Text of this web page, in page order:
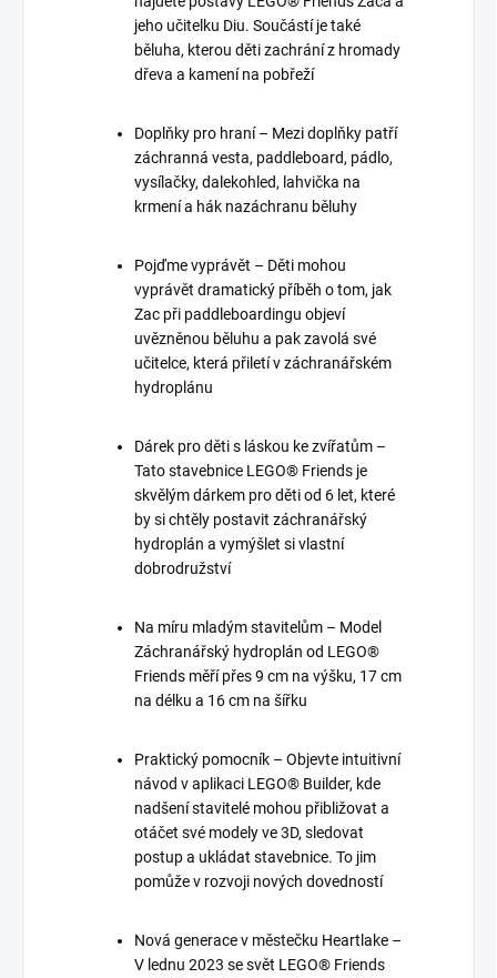
jeho učitelku Diu. Součástí je také
běluha, kterou děti zachrání z hromady
dřeva a kamení na pobřeží
Doplňky pro hraní – Mezi doplňky patří
záchranná vesta, paddleboard, pádlo,
vysílačky, dalekohled, lahvička na
krmení a hák nazáchranu běluhy
Pojďme vyprávět – Děti mohou
vyprávět dramatický příběh o tom, jak
Zac při paddleboardingu objeví
uvězněnou běluhu a pak zavolá své
učitelce, která přiletí v záchranářském
hydroplánu
Dárek pro děti s láskou ke zvířatům –
Tato stavebnice LEGO® Friends je
skvělým dárkem pro děti od 6 let, které
by si chtěly postavit záchranářský
hydroplán a vymýšlet si vlastní
dobrodružství
Na míru mladým stavitelům – Model
Záchranářský hydroplán od LEGO®
Friends měří přes 9 cm na výšku, 17 cm
na délku a 16 cm na šířku
Praktický pomocník – Objevte intuitivní
návod v aplikaci LEGO® Builder, kde
nadšení stavitelé mohou přibližovat a
otáčet své modely ve 3D, sledovat
postup a ukládat stavebnice. To jim
pomůže v rozvoji nových dovedností
Nová generace v městečku Heartlake –
V lednu 2023 se svět LEGO® Friends